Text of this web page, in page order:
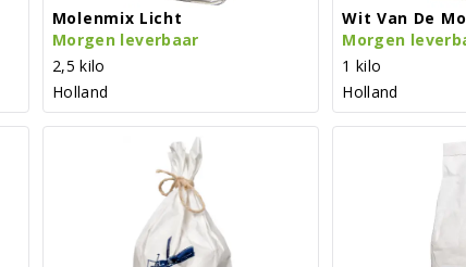
Molenmix Licht
Morgen leverbaar
2,5 kilo
Holland
Wit Van De
Morgen
1 kilo
Holland